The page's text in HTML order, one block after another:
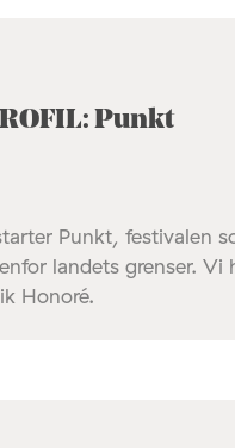
Punkt
Punkt, festivalen
landets grenser.
Honoré.